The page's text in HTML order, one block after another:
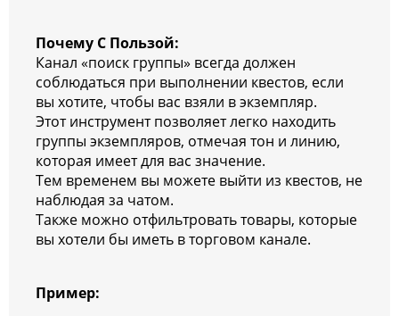
Почему С Пользой:
Канал «поиск группы» всегда должен
соблюдаться при выполнении квестов, если
вы хотите, чтобы вас взяли в экземпляр.
Этот инструмент позволяет легко находить
группы экземпляров, отмечая тон и линию,
которая имеет для вас значение.
Тем временем вы можете выйти из квестов, не
наблюдая за чатом.
Также можно отфильтровать товары, которые
вы хотели бы иметь в торговом канале.
Пример: